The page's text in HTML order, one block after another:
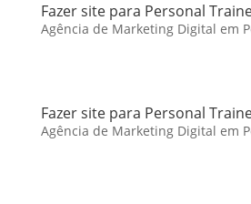
Fazer site para Personal
Agência de Marketing Digital em
Fazer site para Personal
Agência de Marketing Digital em